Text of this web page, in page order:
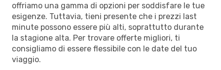
offriamo una gamma di opzioni per soddisfare le tue
esigenze. Tuttavia, tieni presente che i prezzi last
minute possono essere più alti, soprattutto durante
la stagione alta. Per trovare offerte migliori, ti
consigliamo di essere flessibile con le date del tuo
viaggio.